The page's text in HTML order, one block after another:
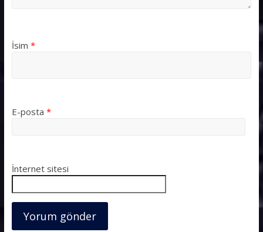
İsim *
E-posta *
İnternet sitesi